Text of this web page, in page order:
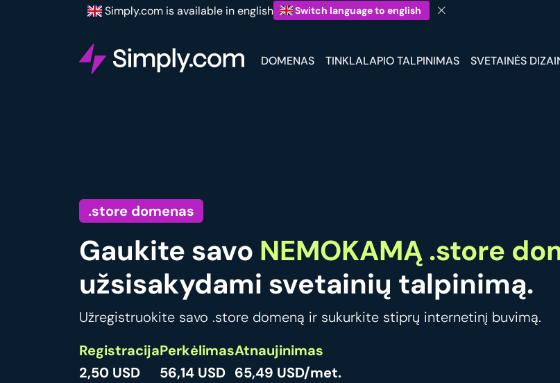
Simply.com is available in english Switch language to english
DOMENAS TINKLALAPIO TALPINIMAS SVETAINĖS
.store domenas
Gaukite savo NEMOKAMĄ .store
užsisakydami svetainių talpinimą.
Užregistruokite savo .store domeną ir sukurkite stiprų internetinį buvimą.
Registracija
2,50 USD
Perkėlimas
56,14 USD
Atnaujinimas
65,49 USD/met.